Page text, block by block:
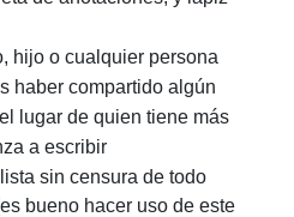
hijo o cualquier persona
haber compartido algún
lugar de quien tiene más
a escribir
sin censura de todo
bueno hacer uso de este